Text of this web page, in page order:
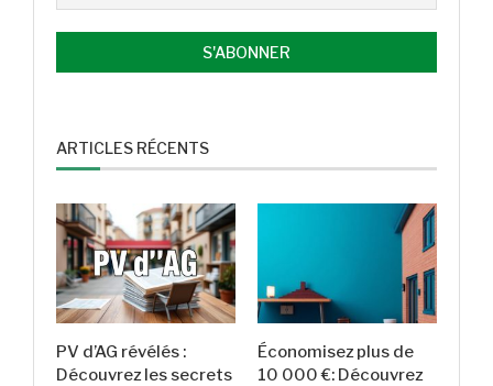
ARTICLES RÉCENTS
PV d’AG révélés :
Découvrez les secrets
Économisez plus de
10 000 €: Découvrez